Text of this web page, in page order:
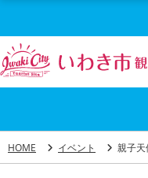
HOME イベント 親子